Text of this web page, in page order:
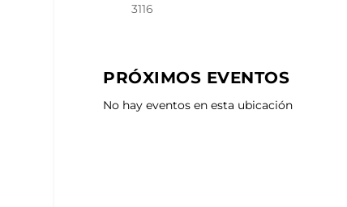
3116
PRÓXIMOS EVENTOS
No hay eventos en esta ubicación